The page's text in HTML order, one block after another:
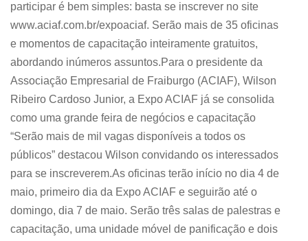
participar é bem simples: basta se inscrever no site
www.aciaf.com.br/expoaciaf. Serão mais de 35 oficinas
e momentos de capacitação inteiramente gratuitos,
abordando inúmeros assuntos.Para o presidente da
Associação Empresarial de Fraiburgo (ACIAF), Wilson
Ribeiro Cardoso Junior, a Expo ACIAF já se consolida
como uma grande feira de negócios e capacitação
“Serão mais de mil vagas disponíveis a todos os
públicos” destacou Wilson convidando os interessados
para se inscreverem.As oficinas terão início no dia 4 de
maio, primeiro dia da Expo ACIAF e seguirão até o
domingo, dia 7 de maio. Serão três salas de palestras e
capacitação, uma unidade móvel de panificação e dois